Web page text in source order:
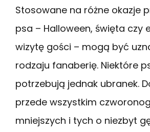
Stosowane na różne okazje
psa – Halloween, święta czy
wizytę gości – mogą być
rodzaju fanaberię. Niektóre
potrzebują jednak ubranek.
przede wszystkim
mniejszych i tych o niezbyt